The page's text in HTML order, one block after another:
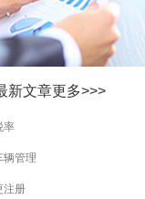
新文章更多>>>
率
辆管理
注册